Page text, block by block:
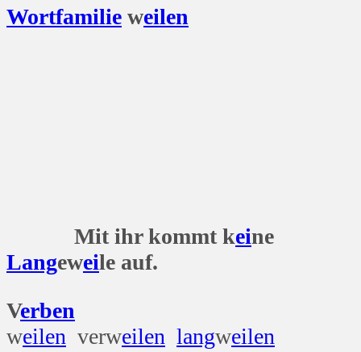
Wortfamilie weilen
Mit ihr kommt keine
Langeweile auf.
Verben
weilen verweilen langweilen